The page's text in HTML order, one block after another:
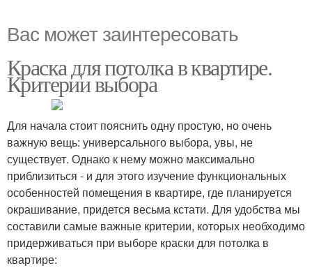
Вас может заинтересовать
Краска для потолка в квартире.
Критерии выбора
Для начала стоит пояснить одну простую, но очень
важную вещь: универсального выбора, увы, не
существует. Однако к нему можно максимально
приблизиться - и для этого изучение функциональных
особенностей помещения в квартире, где планируется
окрашивание, придется весьма кстати. Для удобства мы
составили самые важные критерии, которых необходимо
придерживаться при выборе краски для потолка в
квартире: